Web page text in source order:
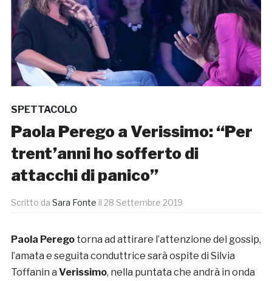
SPETTACOLO
Paola Perego a Verissimo: “Per
trent’anni ho sofferto di
attacchi di panico”
Scritto da Sara Fonte il 28 Settembre 2019
Paola Perego torna ad attirare l’attenzione del gossip,
l’amata e seguita conduttrice sarà ospite di Silvia
Toffanin a Verissimo, nella puntata che andrà in onda